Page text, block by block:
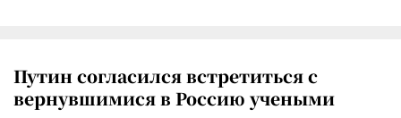
Путин согласился встретиться с
вернувшимися в Россию учеными